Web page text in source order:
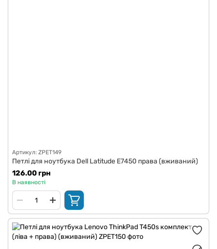
Артикул: ZPET149
Петлі для ноутбука Dell Latitude E7450 права (вживаний)
126.00 грн
В наявності